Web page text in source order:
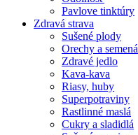
Pavlove tinktúry
Zdravá strava
Sušené plody
Orechy a semená
Zdravé jedlo
Kava-kava
Riasy, huby
Superpotraviny
Rastlinné maslá
Cukry a sladidlá